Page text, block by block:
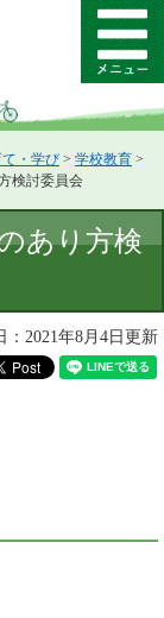
メ
ニ
ー
・学び > 学校教育 >
検討委員会
あり方検
：2021年8月4日更新